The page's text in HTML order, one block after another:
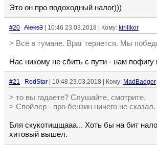
Это он про подоходный налог)))
#20 Aleks3 | 10:46 23.03.2018 | Кому: kirillkor
> Всё в тумане. Враг теряется. Мы
Нас никому не сбить с пути - нам пофигу
#21 RedStar | 10:48 23.03.2018 | Кому: MadBadger
> то вы гадаете? Слушайте, смотрите.
> Спойлер - про бензин ничего не сказал.
Бля скукотищщааа... Хоть бы на бит
хитовый вышел.